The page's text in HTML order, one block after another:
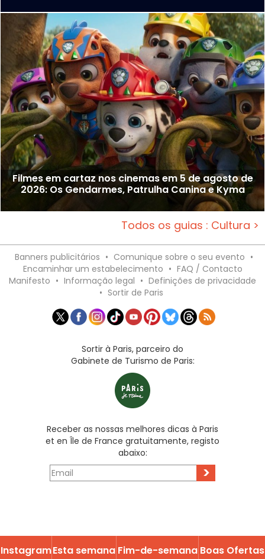
Filmes em cartaz nos cinemas em 5 de agosto de
2026: Os Gendarmes, Patrulha Canina e Kyma
Todos os guias : Cultura >
Banners publicitários • Comunique sobre o seu evento •
Encaminhar um estabelecimento • FAQ / Contacto
Manifesto • Informação legal • Definições de privacidade
• Sortir de Paris
Sortir à Paris, parceiro do
Gabinete de Turismo de Paris:
Receber as nossas melhores dicas à Paris
et en Île de France gratuitamente, registo
abaixo:
>
InstagramEsta semana Fim-de-semana Boas Ofertas